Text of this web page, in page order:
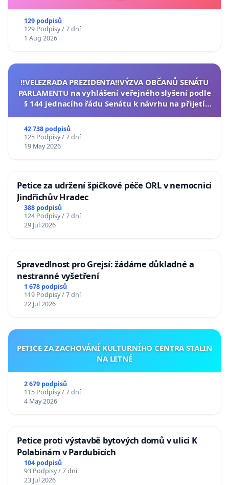
129 podpisů
129 Podpisy / 7 dní
1 Aug 2026
‼️VELEZRADA PREZIDENTA‼️VÝZVA OBČANŮ SENÁTU
PARLAMENTU na vyhlášení veřejného slyšení podle
§ 144 jednacího řádu Senátu k návrhu na přijetí
42 738 podpisů
125 Podpisy / 7 dní
19 May 2026
Petice za udržení špičkové péče ORL v nemocnici
Jindřichův Hradec
388 podpisů
124 Podpisy / 7 dní
29 Jul 2026
Spravedlnost pro Grejsí: žádáme důkladné a
nestranné vyšetření
1 678 podpisů
119 Podpisy / 7 dní
22 Jul 2026
PETICE ZA ZACHOVÁNÍ KULTURNÍHO CENTRA STALIN
NA LETNÉ
2 679 podpisů
115 Podpisy / 7 dní
4 May 2026
Petice proti výstavbě bytových domů v ulici K
Polabinám v Pardubicích
104 podpisů
93 Podpisy / 7 dní
23 Jul 2026